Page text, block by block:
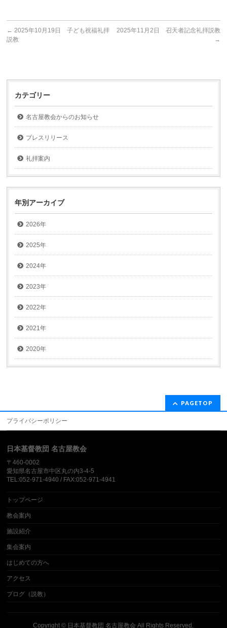
← 2025年10月19日 子ども祝福礼拝
説教
2025年11月2日 召天者記念礼拝説教
→
カテゴリー
名古屋教会からのお知らせ
プレスリリース
礼拝案内
年別アーカイブ
2026年
2025年
2024年
2023年
2022年
2021年
2020年
PAGETOP
プライバシーポリシー
日本基督教団 名古屋教会
〒460-0002
愛知県名古屋市中区丸の内3-4-5
TEL:052-971-4940 / FAX:052-971-4941
トップページ
教会案内
施設紹介
集会案内
はじめての方へ
アクセス
ブログ（説教）
Copyright © 日本基督教団 名古屋教会 All Rights Reserved.